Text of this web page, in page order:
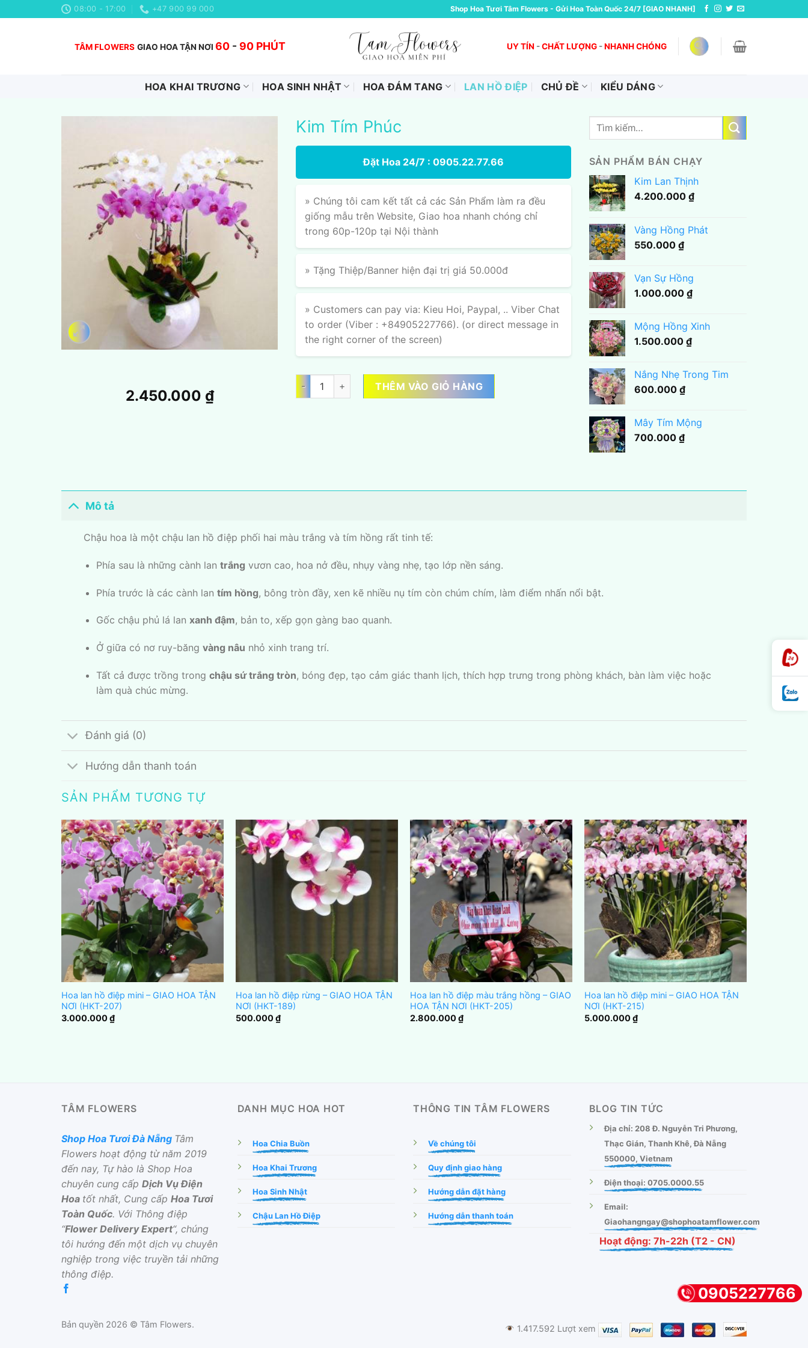
đến
08:00 - 17:00 +47 900 99 000 Shop Hoa Tươi Tâm Flowers - Gửi Hoa Toàn Quốc 24/7 [GIAO NHANH]
TÂM FLOWERS GIAO HOA TẬN NƠI 60 - 90 PHÚT UY TÍN -CHẤT LƯỢNG -NHANH CHÓNG
HOA KHAI TRƯƠNG HOA SINH NHẬT HOA ĐÁM TANG LAN HỒ ĐIỆP CHỦ ĐỀ KIỂU DÁNG
2.450.000 ₫
Kim Tím Phúc
Đặt Hoa 24/7 : 0905.22.77.66
» Chúng tôi cam kết tất cả các Sản Phẩm làm ra đều
giống mẫu trên Website, Giao hoa nhanh chóng chỉ
trong 60p-120p tại Nội thành
» Tặng Thiệp/Banner hiện đại trị giá 50.000đ
» Customers can pay via: Kieu Hoi, Paypal, .. Viber Chat
to order (Viber : +84905227766). (or direct message in
the right corner of the screen)
Kim Tím Phúc số lượngTHÊM VÀO GIỎ HÀNG
Tìm
SẢN PHẨM BÁN CHẠY
Kim Lan Thịnh
4.200.000 ₫
Vàng Hồng Phát
550.000 ₫
Vạn Sự Hồng
1.000.000 ₫
Mộng Hồng Xinh
1.500.000 ₫
Nắng Nhẹ Trong Tim
600.000 ₫
Mây Tím Mộng
700.000 ₫
Mô tả
Chậu hoa là một chậu lan hồ điệp phối hai màu trắng và tím hồng rất tinh tế:
Phía sau là những cành lan trắng vươn cao, hoa nở đều, nhụy vàng nhẹ, tạo lớp nền sáng.
Phía trước là các cành lan tím hồng, bông tròn đầy, xen kẽ nhiều nụ tím còn chúm chím, làm điểm nhấn nổi bật.
Gốc chậu phủ lá lan xanh đậm, bản to, xếp gọn gàng bao quanh.
Ở giữa có nơ ruy-băng vàng nâu nhỏ xinh trang trí.
Tất cả được trồng trong chậu sứ trắng tròn, bóng đẹp, tạo cảm giác thanh lịch, thích hợp trưng trong phòng khách, bàn làm việc hoặc
làm quà chúc mừng.
Đánh giá (0)
Hướng dẫn thanh toán
SẢN PHẨM TƯƠNG TỰ
Hoa lan hồ điệp mini – GIAO HOA TẬN
NƠI (HKT-207)
3.000.000₫
Hoa lan hồ điệp rừng – GIAO HOA TẬN
NƠI (HKT-189)
500.000₫
Hoa lan hồ điệp màu trắng hồng – GIAO
HOA TẬN NƠI (HKT-205)
2.800.000₫
Hoa lan hồ điệp mini – GIAO HOA TẬN
NƠI (HKT-215)
5.000.000₫
TÂM FLOWERS
Shop Hoa Tươi Đà Nẵng Tâm
Flowers hoạt động từ năm 2019
đến nay, Tự hào là Shop Hoa
chuyên cung cấp Dịch Vụ Điện
Hoa tốt nhất, Cung cấp Hoa Tươi
Toàn Quốc. Với Thông điệp
“Flower Delivery Expert“, chúng
tôi hướng đến một dịch vụ chuyên
nghiệp trong việc truyền tải những
thông điệp.
DANH MỤC HOA HOT
Hoa Chia Buồn
Hoa Khai Trương
Hoa Sinh Nhật
Chậu Lan Hồ Điệp
THÔNG TIN TÂM FLOWERS
Về chúng tôi
Quy định giao hàng
Hướng dẫn đặt hàng
Hướng dẫn thanh toán
BLOG TIN TỨC
Địa chỉ: 208 Đ. Nguyễn Tri Phương,
Thạc Gián, Thanh Khê, Đà Nẵng
550000, Vietnam
Điện thoại: 0705.0000.55
Email:
Giaohangngay@shophoatamflower.com
Hoạt động: 7h-22h (T2 - CN)
1.417.592 Lượt xem
Bản quyền 2026 © Tâm Flowers.
0905227766